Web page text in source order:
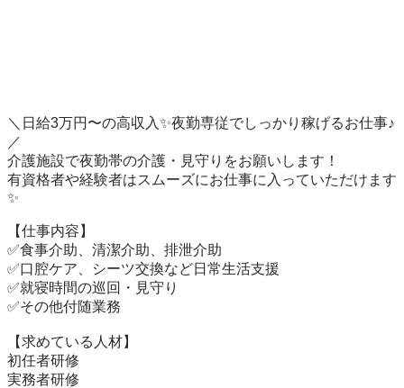
＼日給3万円〜の高収入✨夜勤専従でしっかり稼げるお仕事♪
／
介護施設で夜勤帯の介護・見守りをお願いします！
有資格者や経験者はスムーズにお仕事に入っていただけます
✨
【仕事内容】
✅食事介助、清潔介助、排泄介助
✅口腔ケア、シーツ交換など日常生活支援
✅就寝時間の巡回・見守り
✅その他付随業務
【求めている人材】
初任者研修
実務者研修